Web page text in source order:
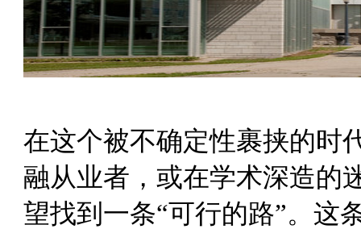
在这个被不确定性裹挟的时
融从业者，或在学术深造的
望找到一条“可行的路”。这